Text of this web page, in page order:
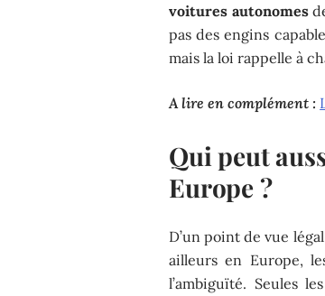
voitures autonomes
pas des engins
mais la loi rappelle à
A lire en complément :
Qui peut
Europe ?
D’un point de vue
ailleurs en Europe,
l’ambiguïté. Seules